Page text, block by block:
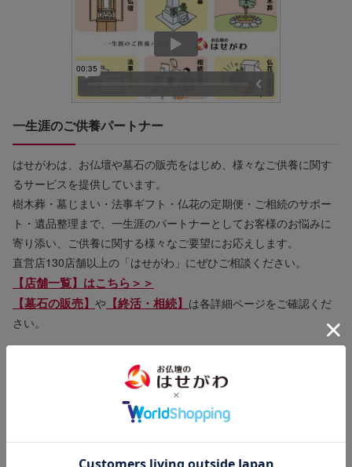
一生涯のご供養パートナー
はせがわは、お仏壇や墓石の販売をはじめ、様々なご供養に関す
るサービスを提供しています。
樹木葬・墓じまい・法事ギフト・仏花の定期便・ご相続のサポー
ト・遺品整理まで、一生涯のパートナーとしてお客様のお悩みに
寄り添い、ご供養に関する様々なご要望にお応えします。
直営店130店舗以上の「はせがわ」にぜひご相談ください。
【店舗一覧】はこちら＞＞
【墓石の販売】 や 【終活・相続】 は各詳細ページをご確認くだ
さい。
商品についてのご相談・お問い合わせ